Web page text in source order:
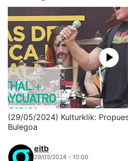
(29/05/2024) Kulturklik:
Bulegoa
eitb
29/05/2024 - 10:00